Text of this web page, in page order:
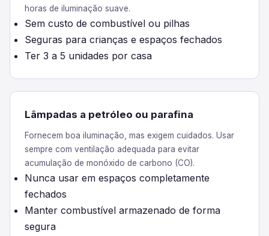
horas de iluminação suave.
Sem custo de combustível ou pilhas
Seguras para crianças e espaços fechados
Ter 3 a 5 unidades por casa
Lâmpadas a petróleo ou parafina
Fornecem boa iluminação, mas exigem cuidados. Usar
sempre com ventilação adequada para evitar
acumulação de monóxido de carbono (CO).
Nunca usar em espaços completamente
fechados
Manter combustível armazenado de forma
segura